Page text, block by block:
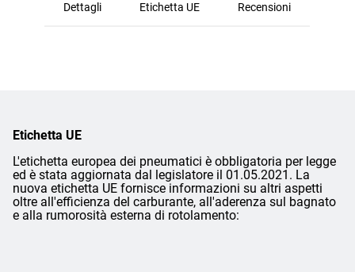
Dettagli Etichetta UE Recensioni
Etichetta UE
L'etichetta europea dei pneumatici è obbligatoria per legge
ed è stata aggiornata dal legislatore il 01.05.2021. La
nuova etichetta UE fornisce informazioni su altri aspetti
oltre all'efficienza del carburante, all'aderenza sul bagnato
e alla rumorosità esterna di rotolamento: